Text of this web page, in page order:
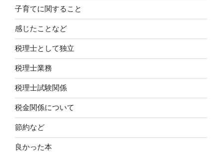
子育てに関すること
感じたことなど
税理士として独立
税理士業務
税理士試験関係
税金関係について
節約など
良かった本